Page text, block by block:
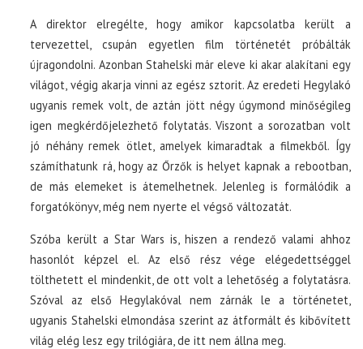
A direktor elregélte, hogy amikor kapcsolatba került a
tervezettel, csupán egyetlen film történetét próbálták
újragondolni. Azonban Stahelski már eleve ki akar alakítani egy
világot, végig akarja vinni az egész sztorit. Az eredeti Hegylakó
ugyanis remek volt, de aztán jött négy úgymond minőségileg
igen megkérdőjelezhető folytatás. Viszont a sorozatban volt
jó néhány remek ötlet, amelyek kimaradtak a filmekből. Így
számíthatunk rá, hogy az Őrzők is helyet kapnak a rebootban,
de más elemeket is átemelhetnek. Jelenleg is formálódik a
forgatókönyv, még nem nyerte el végső változatát.
Szóba került a Star Wars is, hiszen a rendező valami ahhoz
hasonlót képzel el. Az első rész vége elégedettséggel
tölthetett el mindenkit, de ott volt a lehetőség a folytatásra.
Szóval az első Hegylakóval nem zárnák le a történetet,
ugyanis Stahelski elmondása szerint az átformált és kibővített
világ elég lesz egy trilógiára, de itt nem állna meg.